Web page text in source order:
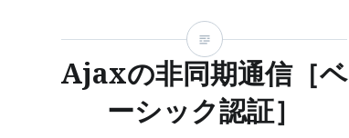
Ajaxの非同期通信［ベ
ーシック認証］